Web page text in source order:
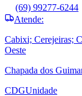
(69) 99277-6244
Atende:
Cabixi; Cerejeiras;
Oeste
Chapada dos
CDGUnidade